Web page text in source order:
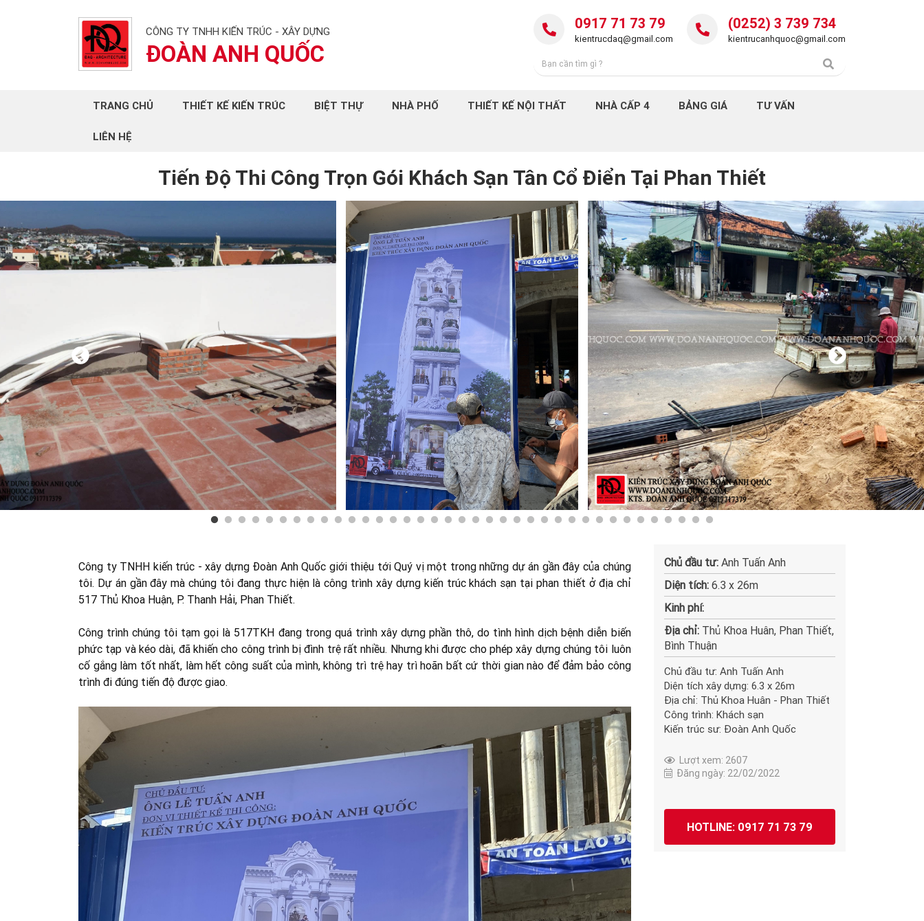
CÔNG TY TNHH KIẾN TRÚC - XÂY DỰNG
ĐOÀN ANH QUỐC
0917 71 73 79
kientrucdaq@gmail.com
(0252) 3 739 734
kientrucanhquoc@gmail.com
TRANG CHỦ THIẾT KẾ KIẾN TRÚC BIỆT THỰ NHÀ PHỐ THIẾT KẾ NỘI THẤT NHÀ CẤP 4 BẢNG GIÁ TƯ VẤN
LIÊN HỆ
Tiến Độ Thi Công Trọn Gói Khách Sạn Tân Cổ Điển Tại Phan Thiết
Chủ đầu tư: Anh Tuấn Anh
Diện tích: 6.3 x 26m
Kinh phí:
Địa chỉ: Thủ Khoa Huân, Phan Thiết,
Bình Thuận
Chủ đầu tư: Anh Tuấn Anh
Diện tích xây dựng: 6.3 x 26m
Địa chỉ: Thủ Khoa Huân - Phan Thiết
Công trình: Khách sạn
Kiến trúc sư: Đoàn Anh Quốc
Lượt xem: 2607
Đăng ngày: 22/02/2022
HOTLINE: 0917 71 73 79
Công ty TNHH kiến trúc - xây dựng Đoàn Anh Quốc giới thiệu tới Quý vị một trong những dự án gần đây của chúng
tôi. Dự án gần đây mà chúng tôi đang thực hiện là công trình xây dựng kiến trúc khách sạn tại phan thiết ở địa chỉ
517 Thủ Khoa Huận, P. Thanh Hải, Phan Thiết.
Công trình chúng tôi tạm gọi là 517TKH đang trong quá trình xây dựng phần thô, do tình hình dịch bệnh diễn biến
phức tạp và kéo dài, đã khiến cho công trình bị đình trệ rất nhiều. Nhưng khi được cho phép xây dựng chúng tôi luôn
cố gắng làm tốt nhất, làm hết công suất của mình, không trì trệ hay trì hoãn bất cứ thời gian nào để đảm bảo công
trình đi đúng tiến độ được giao.